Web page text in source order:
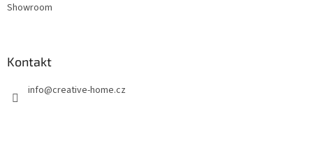
Showroom
Kontakt
info@creative-home.cz